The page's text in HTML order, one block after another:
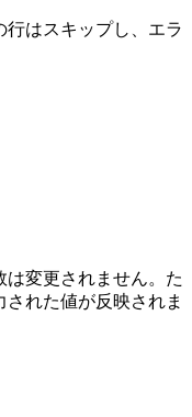
行はスキップし、エラ
は変更されません。た
れた値が反映されま